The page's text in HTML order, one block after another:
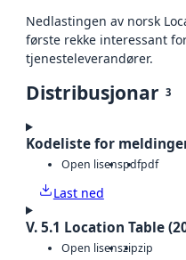
Nedlastingen av norsk
første rekke interessant
tjenesteleverandører.
Distribusjonar 3
Kodeliste for
Open lisenspdfpdf
Last ned
V. 5.1 Location Table
Open lisenszipzip